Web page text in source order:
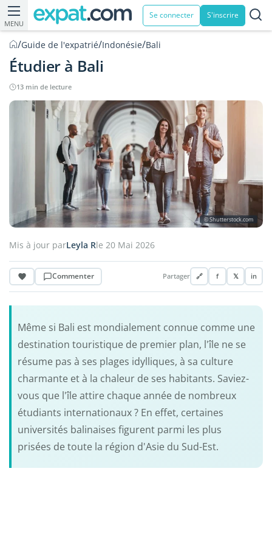
MENU
Se connecter S'inscrire
/Guide de l'expatrié/Indonésie/Bali
Étudier à Bali
13 min de lecture
© Shutterstock.com
Mis à jour parLeyla Rle 20 Mai 2026
Commenter Partager 🔗 f 𝕏 in
Même si Bali est mondialement connue comme une
destination touristique de premier plan, l'île ne se
résume pas à ses plages idylliques, à sa culture
charmante et à la chaleur de ses habitants. Saviez-
vous que l'île attire chaque année de nombreux
étudiants internationaux ? En effet, certaines
universités balinaises figurent parmi les plus
prisées de toute la région d'Asie du Sud-Est.